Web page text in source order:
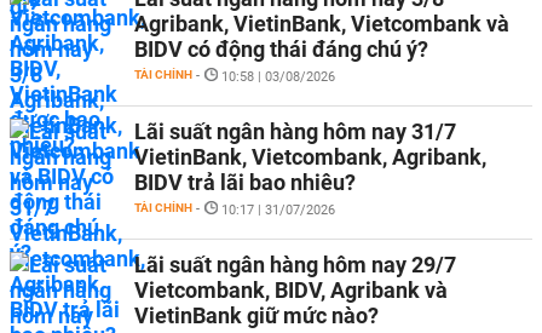
Agribank, VietinBank, Vietcombank và
BIDV có động thái đáng chú ý?
TÀI CHÍNH - 10:58 | 03/08/2026
Lãi suất ngân hàng hôm nay 31/7
VietinBank, Vietcombank, Agribank,
BIDV trả lãi bao nhiêu?
TÀI CHÍNH - 10:17 | 31/07/2026
Lãi suất ngân hàng hôm nay 29/7
Vietcombank, BIDV, Agribank và
VietinBank giữ mức nào?